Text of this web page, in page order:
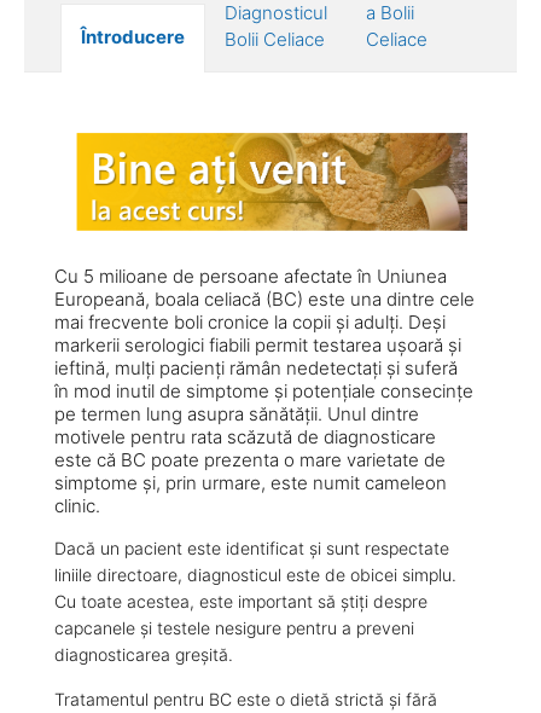
Întroducere
Diagnosticul
Bolii Celiace
a Bolii
Celiace
Cu 5 milioane de persoane afectate în Uniunea
Europeană, boala celiacă (BC) este una dintre cele
mai frecvente boli cronice la copii și adulți. Deși
markerii serologici fiabili permit testarea ușoară și
ieftină, mulți pacienți rămân nedetectați și suferă
în mod inutil de simptome și potențiale consecințe
pe termen lung asupra sănătății. Unul dintre
motivele pentru rata scăzută de diagnosticare
este că BC poate prezenta o mare varietate de
simptome și, prin urmare, este numit cameleon
clinic.
Dacă un pacient este identificat și sunt respectate
liniile directoare, diagnosticul este de obicei simplu.
Cu toate acestea, este important să știți despre
capcanele și testele nesigure pentru a preveni
diagnosticarea greșită.
Tratamentul pentru BC este o dietă strictă și fără